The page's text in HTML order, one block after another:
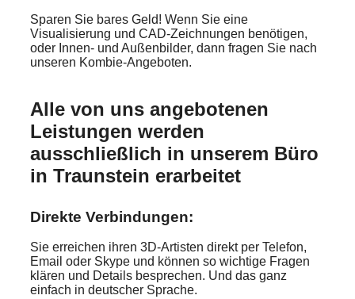
Sparen Sie bares Geld! Wenn Sie eine
Visualisierung und CAD-Zeichnungen benötigen,
oder Innen- und Außenbilder, dann fragen Sie nach
unseren Kombie-Angeboten.
Alle von uns angebotenen
Leistungen werden
ausschließlich in unserem Büro
in Traunstein erarbeitet
Direkte Verbindungen:
Sie erreichen ihren 3D-Artisten direkt per Telefon,
Email oder Skype und können so wichtige Fragen
klären und Details besprechen. Und das ganz
einfach in deutscher Sprache.